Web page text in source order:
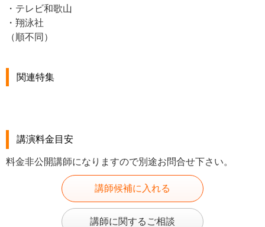
・テレビ和歌山
・翔泳社
（順不同）
関連特集
講演料金目安
料金非公開講師になりますので別途お問合せ下さい。
講師候補に入れる
講師に関するご相談